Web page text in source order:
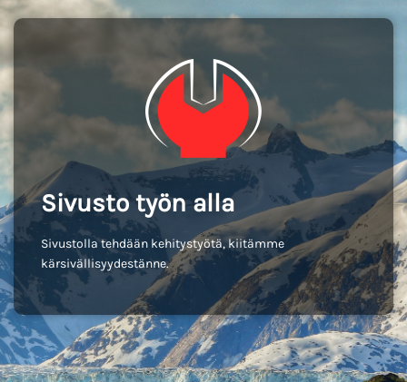
Sivusto työn alla
Sivustolla tehdään kehitystyötä, kiitämme
kärsivällisyydestänne.